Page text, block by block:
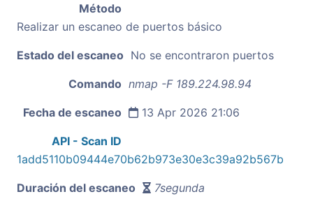
Método
Realizar un escaneo de puertos básico
Estado del escaneo No se encontraron puertos
Comando nmap -F 189.224.98.94
Fecha de escaneo 13 Apr 2026 21:06
API - Scan ID
1add5110b09444e70b62b973e30e3c39a92b567b
Duración del escaneo 7segunda